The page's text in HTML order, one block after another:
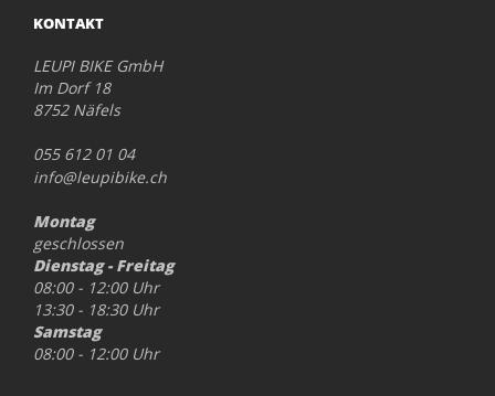
KONTAKT
LEUPI BIKE GmbH
Im Dorf 18
8752 Näfels
055 612 01 04
info@leupibike.ch
Montag
geschlossen
Dienstag - Freitag
08:00 - 12:00 Uhr
13:30 - 18:30 Uhr
Samstag
08:00 - 12:00 Uhr